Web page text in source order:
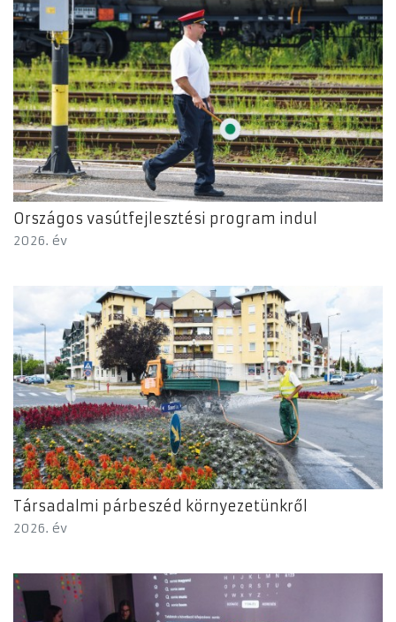
Országos vasútfejlesztési program indul
2026. év
Társadalmi párbeszéd környezetünkről
2026. év